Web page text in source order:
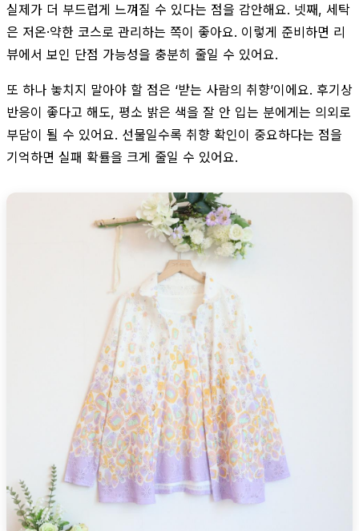
실제가 더 부드럽게 느껴질 수 있다는 점을 감안해요. 넷째, 세탁
은 저온·약한 코스로 관리하는 쪽이 좋아요. 이렇게 준비하면 리
뷰에서 보인 단점 가능성을 충분히 줄일 수 있어요.
또 하나 놓치지 말아야 할 점은 ‘받는 사람의 취향’이에요. 후기상
반응이 좋다고 해도, 평소 밝은 색을 잘 안 입는 분에게는 의외로
부담이 될 수 있어요. 선물일수록 취향 확인이 중요하다는 점을
기억하면 실패 확률을 크게 줄일 수 있어요.